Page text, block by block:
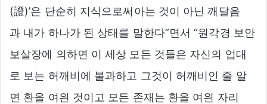
(證)’은 단순히 지식으로써아는 것이 아닌 깨달음
과 내가 하나가 된 상태를 말한다”면서 “원각경 보안
보살장에 의하면 이 세상 모든 것들은 자신의 업대
로 보는 허깨비에 불과하고 그것이 허깨비인 줄 알
면 환을 여읜 것이고 모든 존재는 환을 여읜 자리